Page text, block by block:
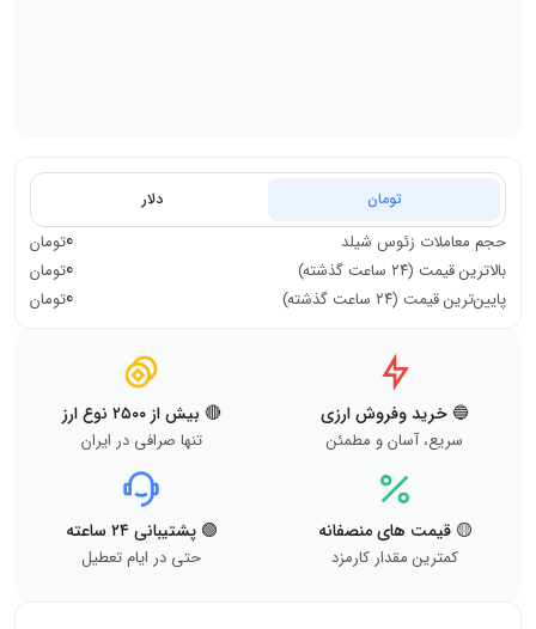
تومان دلار
حجم معاملات زئوس شیلد 0تومان
بالاترین قیمت (۲۴ ساعت گذشته)
0تومان
پایین‌ترین قیمت (۲۴ ساعت گذشته)
0تومان
🔵 خرید وفروش ارزی
سریع، آسان و مطمئن
🔴 بیش از ۲۵۰۰ نوع ارز
تنها صرافی در ایران
🟡 قیمت های منصفانه
کمترین مقدار کارمزد
🟢 پشتیبانی ۲۴ ساعته
حتی در ایام تعطیل